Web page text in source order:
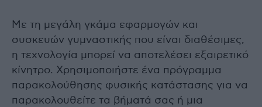
Με τη μεγάλη γκάμα εφαρμογών και
συσκευών γυμναστικής που είναι διαθέσιμες,
η τεχνολογία μπορεί να αποτελέσει εξαιρετικό
κίνητρο. Χρησιμοποιήστε ένα πρόγραμμα
παρακολούθησης φυσικής κατάστασης για να
παρακολουθείτε τα βήματά σας ή μια